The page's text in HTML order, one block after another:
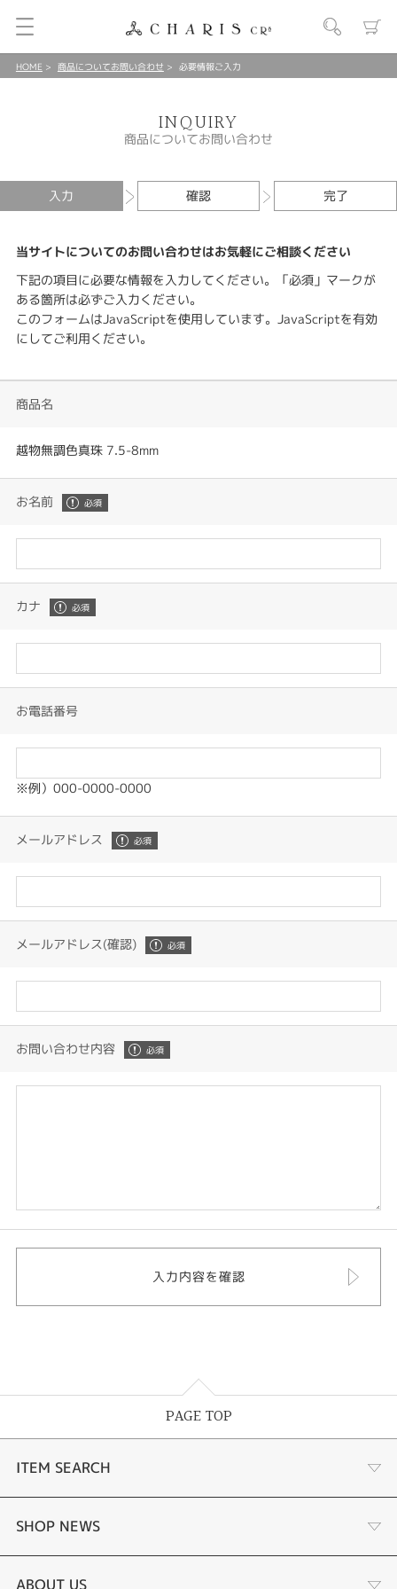
HOME 商品についてお問い合わせ 必要情報ご入力
INQUIRY
商品についてお問い合わせ
入力 確認 完了
当サイトについてのお問い合わせはお気軽にご相談ください
下記の項目に必要な情報を入力してください。「必須」マークが
ある箇所は必ずご入力ください。
このフォームはJavaScriptを使用しています。JavaScriptを有効
にしてご利用ください。
商品名
越物無調色真珠 7.5-8mm
お名前
カナ
お電話番号
※例）000-0000-0000
メールアドレス
メールアドレス(確認)
お問い合わせ内容
PAGE TOP
ITEM SEARCH
婚約指輪
手作り婚約指輪
SHOP NEWS
デジタルジュエリー®とは
ABOUT US